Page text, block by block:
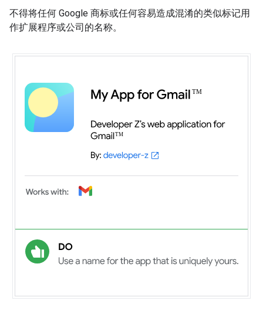
不得将任何 Google 商标或任何容易造成混淆的类似标记用
作扩展程序或公司的名称。